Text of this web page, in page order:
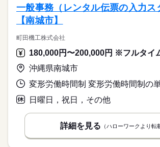
一般事務（レンタル伝票の入力ス
【南城市】
町田機工株式会社
沖縄県南城市
日曜日，祝日，その他
詳細を見る （ハローワークより転